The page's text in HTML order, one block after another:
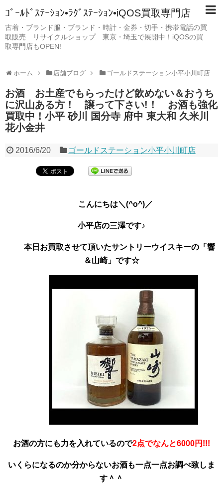
ｺﾞｰﾙﾄﾞｽﾃｰｼｮﾝ•ﾗｸﾞｽﾃｰｼｮﾝ•iQOS買取専門店
古着・ブランド服・ブランド・時計・金券・切手・携帯電話の買
取販売 リサイクルショップ 東京・埼玉で展開中！iQOSの買
取専門店もOPEN!
ホーム 店舗ブログ ゴールドステーション小平小川町店
お酒 お土産でもらったけど飲めない＆おうち
に沢山ある方！ 譲って下さい!！ お酒も強化
買取中！小平 砂川 国分寺 府中 東大和 久米川
花小金井
2016/6/20 ゴールドステーション小平小川町店
こんにちは＼(^o^)／
小平店の三澤です♪
本日お買取させて頂いたサントリーウイスキーの「響
＆山崎」です☆
お酒の方にも力を入れているので2点でなんと6000円!!!
いくらになるのか分からないお酒も一点一点お調べ致しま
す＾＾